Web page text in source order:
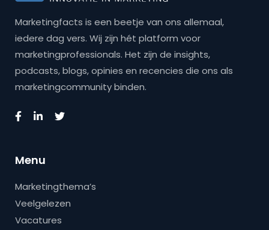
Marketingfacts is een beetje van ons allemaal,
iedere dag vers. Wij zijn hét platform voor
marketingprofessionals. Het zijn de insights,
podcasts, blogs, opinies en recencies die ons als
marketingcommunity binden.
Menu
Marketingthema’s
Veelgelezen
Vacatures